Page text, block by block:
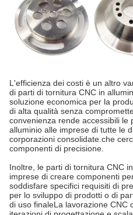
L'efficienza dei costi è un altro
di parti di tornitura CNC in
soluzione economica per la
di alta qualità senza
convenienza rende accessibili le
alluminio alle imprese di tutte le
corporazioni consolidate.che
componenti di precisione.
Inoltre, le parti di tornitura CNC
imprese di creare componenti
soddisfare specifici requisiti di
per lo sviluppo di prodotti o di
di uso finaleLa lavorazione CNC